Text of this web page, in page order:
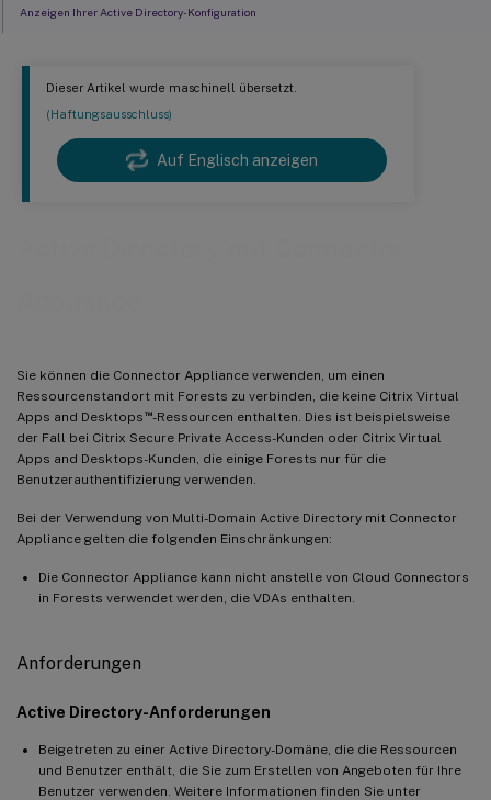
Dieser Artikel wurde maschinell übersetzt.
(Haftungsausschluss)
Auf Englisch anzeigen
Sie können die Connector Appliance verwenden, um einen
Ressourcenstandort mit Forests zu verbinden, die keine Citrix Virtual
Apps and Desktops ™-Ressourcen enthalten. Dies ist beispielsweise
der Fall bei Citrix Secure Private Access-Kunden oder Citrix Virtual
Apps and Desktops-Kunden, die einige Forests nur für die
Benutzerauthentifizierung verwenden.
Bei der Verwendung von Multi-Domain Active Directory mit Connector
Appliance gelten die folgenden Einschränkungen:
Die Connector Appliance kann nicht anstelle von Cloud Connectors
in Forests verwendet werden, die VDAs enthalten.
Anforderungen
Active Directory-Anforderungen
Beigetreten zu einer Active Directory-Domäne, die die Ressourcen
und Benutzer enthält, die Sie zum Erstellen von Angeboten für Ihre
Benutzer verwenden. Weitere Informationen finden Sie unter
Anzeigen Ihrer Active Directory-Konfiguration
Bereitstellungsszenarien für die Verwendung der Connector Appliance mit Active
Directory